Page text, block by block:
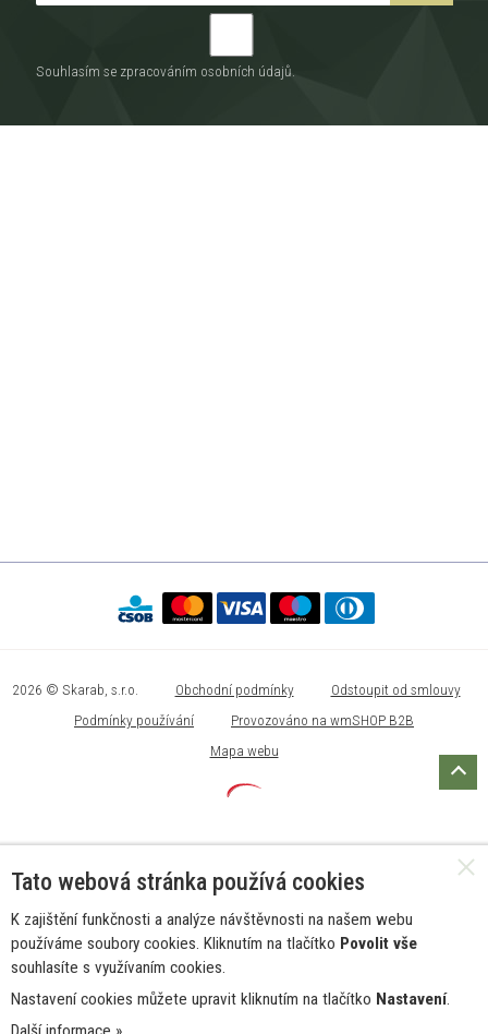
Souhlasím se zpracováním osobních údajů
2026 © Skarab, s.r.o. Obchodní podmínky
Odstoupit od smlouvy
Podmínky používání
Provozováno na wmSHOP B2B
Mapa webu
Tato webová stránka používá cookies
K zajištění funkčnosti a analýze návštěvnosti na našem webu
používáme soubory cookies. Kliknutím na tlačítko Povolit vše
souhlasíte s využívaním cookies.
Nastavení cookies můžete upravit kliknutím na tlačítko Nastavení.